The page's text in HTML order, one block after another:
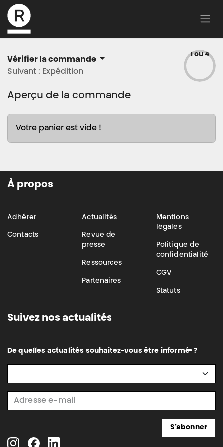
Vérifier la commande
Suivant : Expédition
1 ou 4
Aperçu de la commande
Votre panier est vide !
À propos
Adhérer
Contacts
Actualités
Revue de
presse
Ressources
Partenaires
Mentions
légales
Politique de
confidentialité
CGV
Statuts
Suivez nos actualités
De quelles actualités souhaitez-vous être informé·e ?
S’abonner